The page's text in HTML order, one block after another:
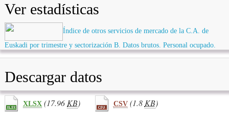
Ver estadísticas
Índice de otros servicios de mercado de la C.A. de
Euskadi por trimestre y sectorización B. Datos brutos. Personal ocupado.
Descargar datos
XLSX (17.96KB) CSV (1.8KB)